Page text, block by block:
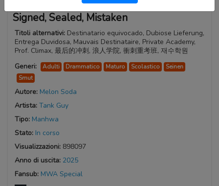
Signed, Sealed, Mistaken
Titoli alternativi: Destinatario equivocado, Dubiose Lieferung,
Entrega Duvidosa, Mauvais Destinataire, Private Academy,
Prof. Climax, 最后的冲刺, 浪人学院, 衝刺重考班, 재수학원
Generi:
Adulti Drammatico Maturo Scolastico
Seinen
Smut
Autore: Melon Soda
Artista: Tank Guy
Tipo: Manhwa
Stato: In corso
Visualizzazioni: 898097
Anno di uscita: 2025
Fansub: MWA Special